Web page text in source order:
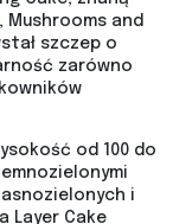
Mushrooms and
szczep o
zarówno
od 100 do
i
Layer Cake